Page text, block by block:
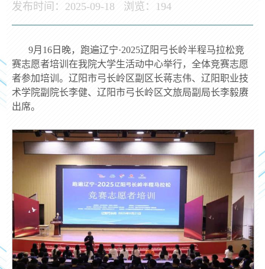
发布时间：2025-09-18 浏览： 194
9月16日晚，跑遍辽宁·2025辽阳弓长岭半程马拉松竞
赛志愿者培训在我院大学生活动中心举行，全体竞赛志愿
者参加培训。辽阳市弓长岭区副区长蒋志伟、辽阳职业技
术学院副院长李健、辽阳市弓长岭区文旅局副局长李毅赓
出席。